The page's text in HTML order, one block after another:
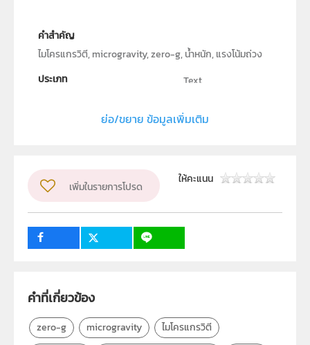
คำสำคัญ
ไมโครแกรวิตี, microgravity, zero-g, น้ำหนัก, แรงโน้มถ่วง
ประเภท
Text
สถาบันส่งเสริมการสอนวิทยาศาสตร์และเทคโนโลยี (สสวท.)
วิชา
โลก ดาราศาสตร์ และอวกาศ
ป.1, ป.2, ป.3, ป.4, ป.5, ป.6, ม.1, ม.2, ม.3, ม.4, ม.5, ม.6
ย่อ/ขยาย ข้อมูลเพิ่มเติม
เพิ่มในรายการโปรด
ให้คะแนน
คำที่เกี่ยวข้อง
zero-g microgravity
ไมโครแกรวิตี